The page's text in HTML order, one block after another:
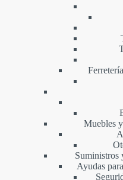
Muebles
Suministros
Ayudas